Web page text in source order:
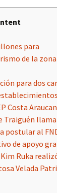
para
de la
para dos
Costa
Traiguén llama
postular al
de apoyo
Ruka
Velada